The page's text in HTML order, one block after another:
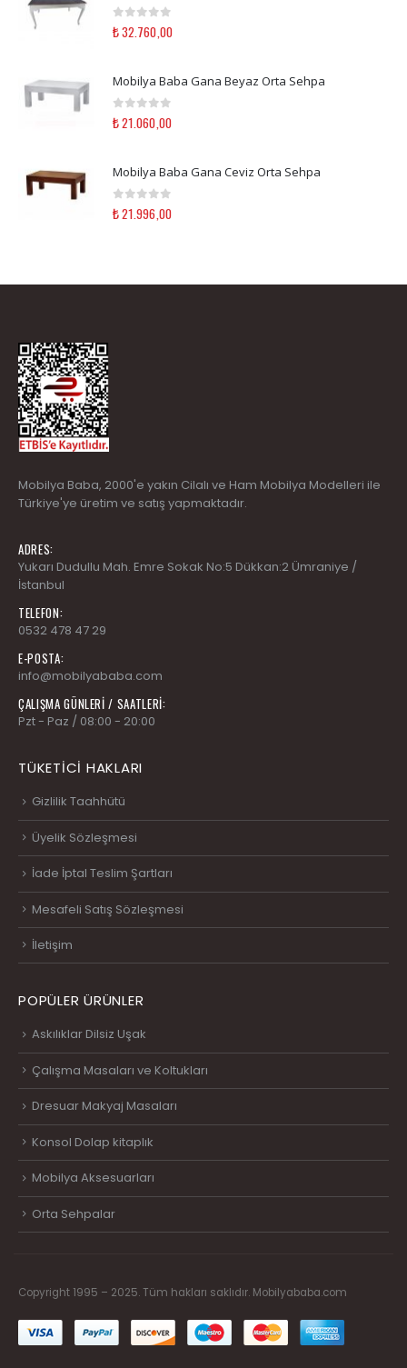
0 out of 5
₺32.760,00
Mobilya Baba Gana Beyaz Orta Sehpa
0 out of 5
₺21.060,00
Mobilya Baba Gana Ceviz Orta Sehpa
0 out of 5
₺21.996,00
Mobilya Baba, 2000'e yakın Cilalı ve Ham Mobilya Modelleri ile
Türkiye'ye üretim ve satış yapmaktadır.
ADRES:
Yukarı Dudullu Mah. Emre Sokak No:5 Dükkan:2 Ümraniye /
İstanbul
TELEFON:
0532 478 47 29
E-POSTA:
info@mobilyababa.com
ÇALIŞMA GÜNLERİ / SAATLERİ:
Pzt - Paz / 08:00 - 20:00
TÜKETICI HAKLARI
Gizlilik Taahhütü
Üyelik Sözleşmesi
İade İptal Teslim Şartları
Mesafeli Satış Sözleşmesi
İletişim
POPÜLER ÜRÜNLER
Askılıklar Dilsiz Uşak
Çalışma Masaları ve Koltukları
Dresuar Makyaj Masaları
Konsol Dolap kitaplık
Mobilya Aksesuarları
Orta Sehpalar
Copyright 1995 – 2025. Tüm hakları saklıdır. Mobilyababa.com